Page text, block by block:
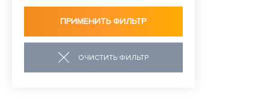
ОЧИСТИТЬ ФИЛЬТР